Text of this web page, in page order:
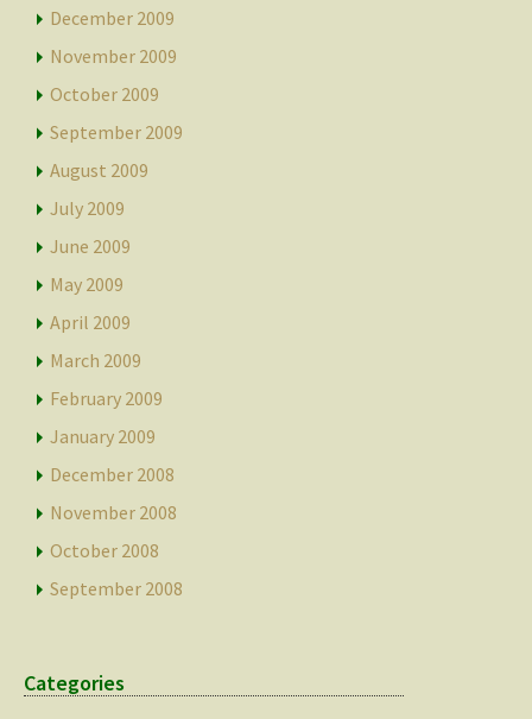
December 2009
November 2009
October 2009
September 2009
August 2009
July 2009
June 2009
May 2009
April 2009
March 2009
February 2009
January 2009
December 2008
November 2008
October 2008
September 2008
Categories